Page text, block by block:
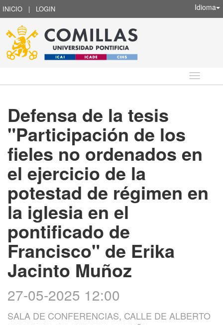
INICIO | LOGIN Idioma
Idioma
Defensa de la tesis
"Participación de los
fieles no ordenados en
el ejercicio de la
potestad de régimen en
la iglesia en el
pontificado de
Francisco" de Erika
Jacinto Muñoz
27-05-2025 12:00
SALA DE CONFERENCIAS, CALLE DE ALBERTO